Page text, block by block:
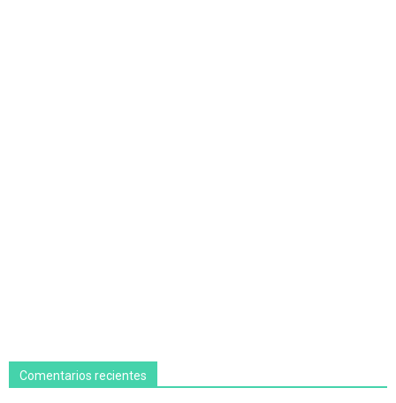
Comentarios recientes